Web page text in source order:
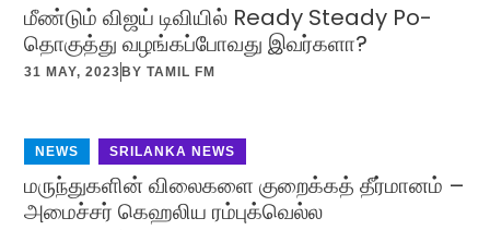
மீண்டும் விஜய் டிவியில் Ready Steady Po-
தொகுத்து வழங்கப்போவது இவர்களா?
31 MAY, 2023 BYTAMIL FM
NEWS SRILANKA NEWS
மருந்துகளின் விலைகளை குறைக்கத் தீர்மானம் –
அமைச்சர் கெஹலிய ரம்புக்வெல்ல